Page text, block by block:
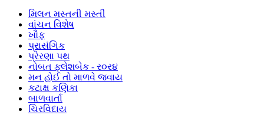
મિલન મસ્તની મસ્તી
વાંચન વિશેષ
ખૌફ
પ્રાસંગિક
પ્રેરણા પથ
નોબત ફ્લેશબેક - ર૦ર૪
મન હોઈ તો માળવે જવાય
કટાક્ષ કણિકા
બાળવાર્તા
ચિરવિદાય